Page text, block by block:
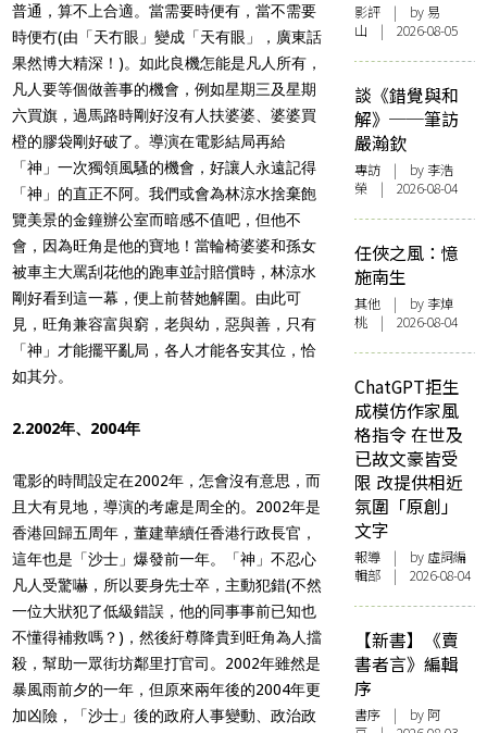
普通，算不上合適。當需要時便有，當不需要
時便冇(由「天冇眼」變成「天有眼」，廣東話
果然博大精深！)。如此良機怎能是凡人所有，
凡人要等個做善事的機會，例如星期三及星期
六買旗，過馬路時剛好沒有人扶婆婆、婆婆買
橙的膠袋剛好破了。導演在電影結局再給
「神」一次獨領風騷的機會，好讓人永遠記得
「神」的直正不阿。我們或會為林涼水捨棄飽
覽美景的金鐘辦公室而暗感不值吧，但他不
會，因為旺角是他的寶地！當輪椅婆婆和孫女
被車主大罵刮花他的跑車並討賠償時，林涼水
剛好看到這一幕，便上前替她解圍。由此可
見，旺角兼容富與窮，老與幼，惡與善，只有
「神」才能擺平亂局，各人才能各安其位，恰
如其分。
2.2002年、2004年
電影的時間設定在2002年，怎會沒有意思，而
且大有見地，導演的考慮是周全的。2002年是
香港回歸五周年，董建華續任香港行政長官，
這年也是「沙士」爆發前一年。「神」不忍心
凡人受驚嚇，所以要身先士卒，主動犯錯(不然
一位大狀犯了低級錯誤，他的同事事前已知也
不懂得補救嗎？)，然後紆尊降貴到旺角為人擋
殺，幫助一眾街坊鄰里打官司。2002年雖然是
暴風雨前夕的一年，但原來兩年後的2004年更
加凶險，「沙士」後的政府人事變動、政治政
影評 | by 易
山 | 2026-08-05
談《錯覺與和
解》──筆訪
嚴瀚欽
專訪 | by 李浩
榮 | 2026-08-04
任俠之風：憶
施南生
其他 | by 李焯
桃 | 2026-08-04
ChatGPT拒生
成模仿作家風
格指令 在世及
已故文豪皆受
限 改提供相近
氛圍「原創」
文字
報導 | by 虛詞編
輯部 | 2026-08-04
【新書】《賣
書者言》編輯
序
書序 | by 阿